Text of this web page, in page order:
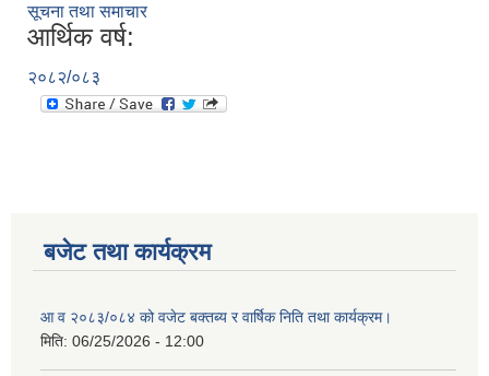
सूचना तथा समाचार
आर्थिक वर्ष:
२०८२/०८३
बजेट तथा कार्यक्रम
आ व २०८३/०८४ को वजेट बक्तब्य र वार्षिक निति तथा कार्यक्रम।
मिति: 06/25/2026 - 12:00